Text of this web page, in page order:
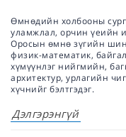
Өмнөдийн холбооны
уламжлал, орчин үеийн
Оросын өмнө зүгийн
физик-математик,
хүмүүнлэг нийгмийн,
архитектур, урлагийн
хүчнийг бэлтгэдэг.
Дэлгэрэнгүй